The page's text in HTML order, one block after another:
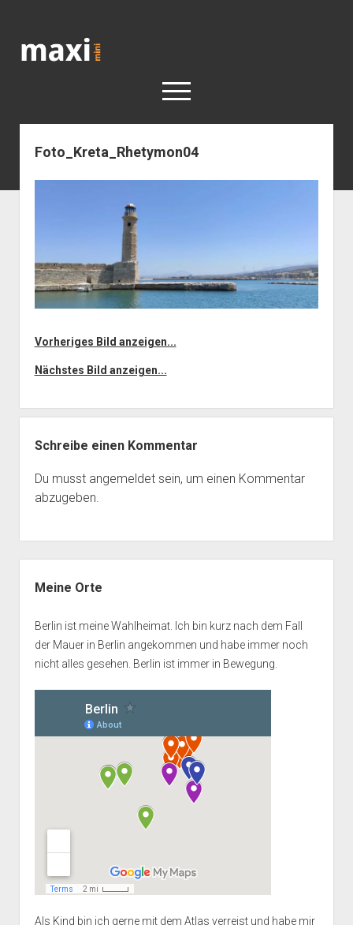
open
< work
Berlin
dropdown
menu
Geschichte der Stadt Berlin
Impressum
Foto_Kreta_Rhetymon04
Vorheriges Bild anzeigen...
Nächstes Bild anzeigen...
Schreibe einen Kommentar
Du musst angemeldetsein, um einen Kommentar
abzugeben.
Meine Orte
Berlin ist meine Wahlheimat. Ich bin kurz nach dem Fall
der Mauer in Berlin angekommen und habe immer noch
nicht alles gesehen. Berlin ist immer in Bewegung.
Als Kind bin ich gerne mit dem Atlas verreist und habe mir